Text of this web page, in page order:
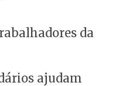
da
ajudam